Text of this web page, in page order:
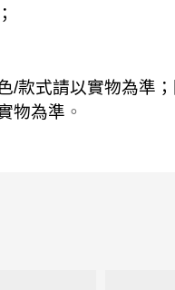
/款式請以實物為準 ；
物為準 。